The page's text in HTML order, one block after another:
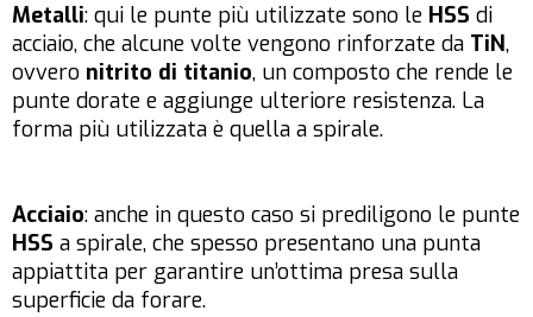
Metalli: qui le punte più utilizzate sono le HSS di
acciaio, che alcune volte vengono rinforzate da TiN,
ovvero nitrito di titanio, un composto che rende le
punte dorate e aggiunge ulteriore resistenza. La
forma più utilizzata è quella a spirale.
Acciaio: anche in questo caso si prediligono le punte
HSS a spirale, che spesso presentano una punta
appiattita per garantire un’ottima presa sulla
superficie da forare.